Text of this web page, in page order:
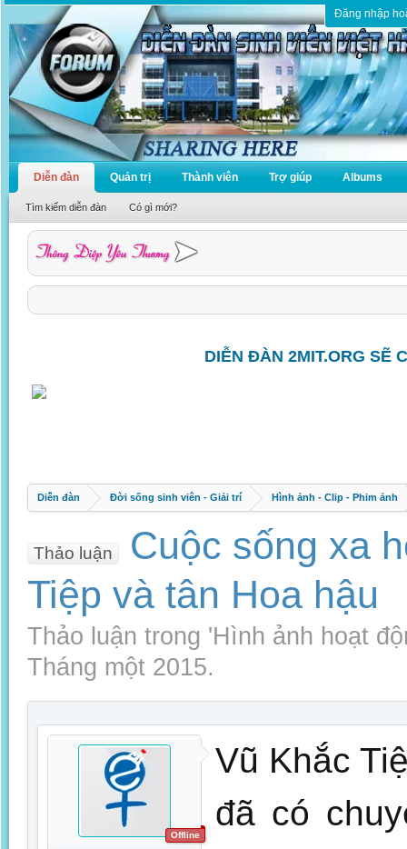
Đăng nhập
Diễn đàn
Tìm kiếm diễn đàn Có gì mới?
Quản trị Thành viên Trợ giúp Albums
DIỄN ĐÀN 2MIT.ORG SẼ
Diễn đàn Đời sống sinh viên - Giải trí Hình ảnh - Clip - Phim ảnh
Thảo luận
Cuộc sống xa
Tiệp và tân Hoa hậu
Thảo luận trong 'Hình ảnh hoạt
Tháng một 2015.
Offline
Vũ Khắc
đã có